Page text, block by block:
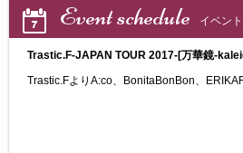
Event schedule イベン
Trastic.F-JAPAN TOUR 2017-[万華鏡-
Trastic.FよりA:co、BonitaBonBon、